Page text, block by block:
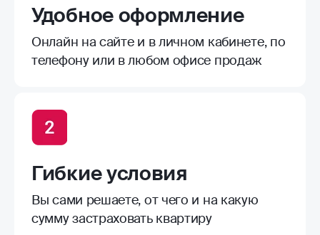
Удобное оформление
Онлайн на сайте и в личном кабинете, по
телефону или в любом офисе продаж
Гибкие условия
Вы сами решаете, от чего и на какую
сумму застраховать квартиру